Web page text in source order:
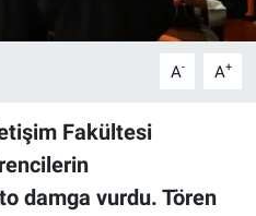
A- A+
Fakültesi
damga vurdu. Tören